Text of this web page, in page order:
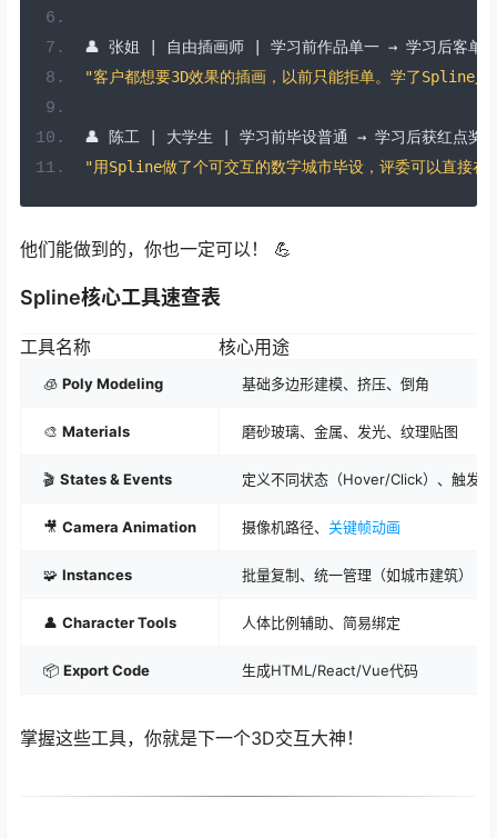
👤 张姐 | 自由插画师 | 学习前作品单一 → 学习后客单
"客户都想要3D效果的插画，以前只能拒单。学了Spline
👤 陈工 | 大学生 | 学习前毕设普通 → 学习后获红点奖
"用Spline做了个可交互的数字城市毕设，评委可以直接在
他们能做到的，你也一定可以！ 💪
Spline核心工具速查表
工具名称 核心用途
🧊 Poly Modeling 基础多边形建模、挤压、倒角
🎨 Materials 磨砂玻璃、金属、发光、纹理贴图
🎬 States & Events 定义不同状态（Hover/Click）、触发
🎥 Camera Animation 摄像机路径、 关键帧动画
🧩 Instances 批量复制、统一管理（如城市建筑）
👤 Character Tools 人体比例辅助、简易绑定
📦 Export Code 生成HTML/React/Vue代码
掌握这些工具，你就是下一个3D交互大神！